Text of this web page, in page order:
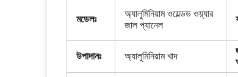
মডেলঃ
অ্যালুমিনিয়াম ওয়েল্ডড ওয়্যার
জাল প্যানেল
উপাদানঃ অ্যালুমিনিয়াম খাদ